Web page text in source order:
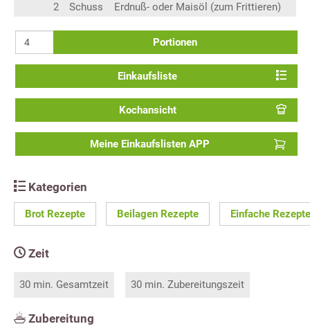
2
Schuss Erdnuß- oder Maisöl (zum Frittieren)
Portionen
Einkaufsliste
Kochansicht
Meine Einkaufslisten APP
Kategorien
Brot Rezepte Beilagen Rezepte Einfache Rezepte
Zeit
30 min. Gesamtzeit 30 min. Zubereitungszeit
Zubereitung